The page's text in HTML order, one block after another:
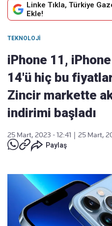
Linke Tıkla, Türkiye
Ekle!
TEKNOLOJI
iPhone 11,
14'ü hiç bu
Zincir markette
indirimi başladı
25 Mart, 2023 - 12:41
25 Mart,
Paylaş